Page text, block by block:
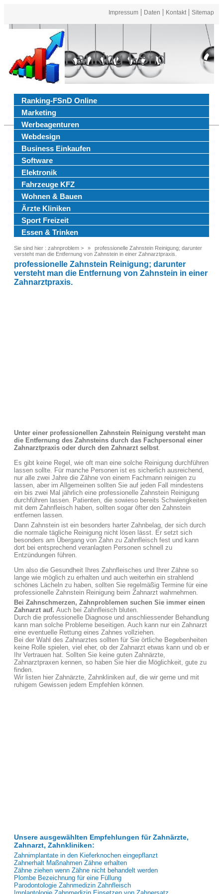
Impressum Daten Kontakt Sitemap
Ranking FSnd
Ranking-FSnD Online
Marketing
Werbeagenturen
Webdesign
Business Einkaufen
Software
Elektronik
Fahrzeuge KFZ
Wohnen & Bauen
Ärzte Kliniken
Sport Freizeit
Essen & Trinken
Sie sind hier : zahnproblem >
professionelle Zahnstein Reinigung; darunter
versteht man die Entfernung von Zahnstein in einer Zahnarztpraxis.
professionelle Zahnstein Reinigung; darunter
versteht man die Entfernung von Zahnstein in einer
Zahnarztpraxis.
Unter einer professionellen Zahnstein Reinigung versteht man
die Entfernung des Zahnsteins durch das Fachpersonal einer
Zahnarztpraxis oder durch den Zahnarzt selbst.
Es gibt keine Regel, wie oft man eine solche Reinigung durchführen
lassen sollte. Für manche Personen ist es sicherlich ausreichend,
nur alle zwei Jahre die Zähne von einem Fachmann reinigen zu
lassen, aber im Allgemeinen sollten Sie auf jeden Fall mindestens
ein bis zwei Mal jährlich eine professionelle Zahnstein Reinigung
durchführen lassen. Patienten, die sowieso bereits Schwierigkeiten
mit dem Zahnfleisch haben, sollten sogar öfter den Zahnstein
entfernen lassen.
Dann Zahnstein ist ein besonders harter Zahnbelag, der sich durch
die normale tägliche Reinigung nicht lösen lässt. Er setzt sich
besonders am Übergang von Zahn zu Zahnfleisch fest und kann
dort bei entsprechend veranlagten Personen schnell zu
Entzündungen führen.
Um also die Gesundheit Ihres Zahnfleisches und Ihrer Zähne so
lange wie möglich zu erhalten und auch weiterhin ein strahlend
schönes Lächeln zu haben, sollten Sie regelmäßig Termine für eine
professionelle Zahnstein Reinigung beim Zahnarzt wahrnehmen.
Bei Zahnschmerzen, Zahnproblemen suchen Sie immer einen
Zahnarzt auf. Auch bei Zahnfleisch bluten.
Durch die professionelle Diagnose und anschliessender Behandlung
kann man solche Probleme beseitigen. Auch kann nur ein Zahnarzt
eine eventuelle Rettung eines Zahnes vollziehen.
Bei der Wahl des Zahnarztes sollten für Sie örtliche Begebenheiten
keine Rolle spielen, viel eher, ob der Zahnarzt etwas kann und ob er
Ihr Vertrauen hat. Sollten Sie keine guten Zahnärzte,
Zahnarztpraxen kennen, so haben Sie hier die Möglichkeit, gute zu
finden.
Wir listen hier Zahnärzte, Zahnkliniken auf, die wir gerne und mit
ruhigem Gewissen jedem Empfehlen können.
Unsere ausgewählten Empfehlungen für Zahnärzte,
Zahnarzt, Zahnkliniken:
Zahnimplantate in den Kieferknochen eingepflanzt
Zahnerhalt Maßnahmen Zähne erhalten
Zähne ziehen wenn Zähne nicht behandelt werden
Plombe Bezeichnung für eine Füllung
Parodontologie Zahnmedizin Zahnfleisch